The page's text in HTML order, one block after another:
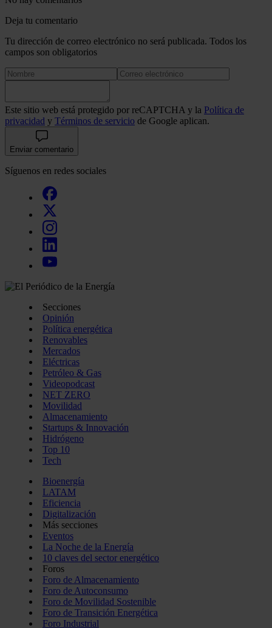
Deja tu comentario
Tu dirección de correo electrónico no será publicada. Todos los
campos son obligatorios
Este sitio web está protegido por reCAPTCHA y la Política de
privacidad y Términos de servicio de Google aplican.
Enviar comentario
Síguenos en redes sociales
Secciones
Opinión
Política energética
Renovables
Mercados
Eléctricas
Petróleo & Gas
Videopodcast
NET ZERO
Movilidad
Almacenamiento
Startups & Innovación
Hidrógeno
Top 10
Tech
Bioenergía
LATAM
Eficiencia
Digitalización
Más secciones
Eventos
La Noche de la Energía
10 claves del sector energético
Foros
Foro de Almacenamiento
Foro de Autoconsumo
Foro de Movilidad Sostenible
Foro de Transición Energética
Foro Industrial